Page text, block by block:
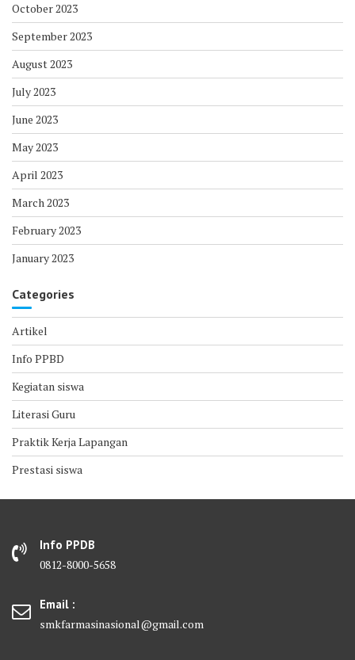
October 2023
September 2023
August 2023
July 2023
June 2023
May 2023
April 2023
March 2023
February 2023
January 2023
Categories
Artikel
Info PPBD
Kegiatan siswa
Literasi Guru
Praktik Kerja Lapangan
Prestasi siswa
Info PPDB
0812-8000-5658
Email :
smkfarmasinasional@gmail.com